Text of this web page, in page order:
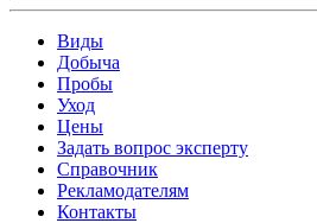
Виды
Добыча
Пробы
Уход
Цены
Задать вопрос эксперту
Справочник
Рекламодателям
Контакты